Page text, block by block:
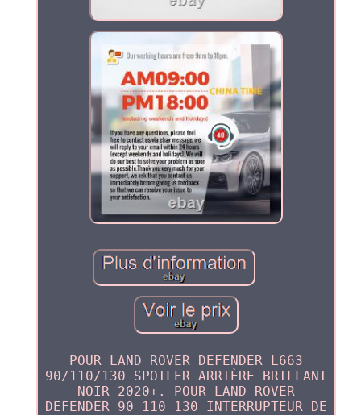
POUR LAND ROVER DEFENDER L663
90/110/130 SPOILER ARRIÈRE BRILLANT
NOIR 2020+. POUR LAND ROVER
DEFENDER 90 110 130 INTERRUPTEUR DE